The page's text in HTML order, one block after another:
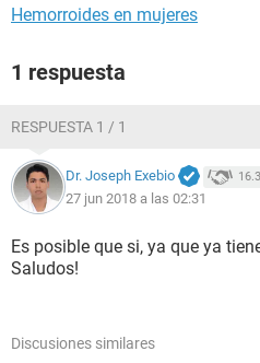
Hemorroides en mujeres
1 respuesta
RESPUESTA 1 / 1
Dr. Joseph Exebio
27 jun 2018 a las 02:31
Es posible que si, ya que ya
Saludos!
Discusiones similares